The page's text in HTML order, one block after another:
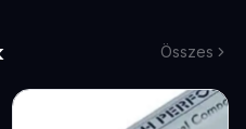
Összes